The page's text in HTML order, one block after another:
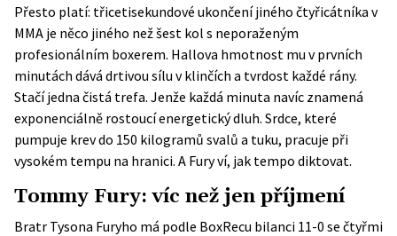
Přesto platí: třicetisekundové ukončení jiného čtyřicátníka v
MMA je něco jiného než šest kol s neporaženým
profesionálním boxerem. Hallova hmotnost mu v prvních
minutách dává drtivou sílu v klinčích a tvrdost každé rány.
Stačí jedna čistá trefa. Jenže každá minuta navíc znamená
exponenciálně rostoucí energetický dluh. Srdce, které
pumpuje krev do 150 kilogramů svalů a tuku, pracuje při
vysokém tempu na hranici. A Fury ví, jak tempo diktovat.
Tommy Fury: víc než jen příjmení
Bratr Tysona Furyho má podle BoxRecu bilanci 11-0 se čtyřmi